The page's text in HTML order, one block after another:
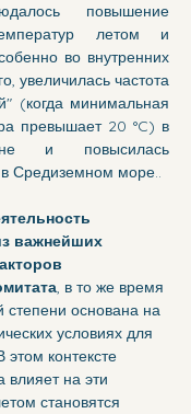
повышение
летом и
во внутренних
увеличилась частота
(когда минимальная
превышает 20 °C) в
и повысилась
Средиземном море..
важнейших
, в то же время
степени основана на
условиях для
этом контексте
влияет на эти
становятся